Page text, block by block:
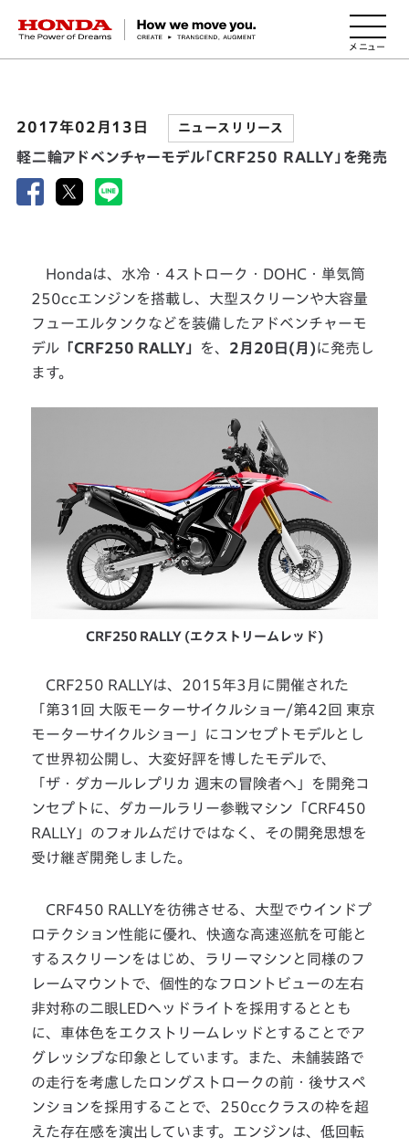
HONDA The Power of Dreams
2017年02月13日 ニュースリリース
軽二輪アドベンチャーモデル「CRF250 RALLY」を発売
Hondaは、水冷・4ストローク・DOHC・単気筒
250ccエンジンを搭載し、大型スクリーンや大容量
フューエルタンクなどを装備したアドベンチャーモ
デル 「CRF250 RALLY」 を、 2月20日(月)に発売し
ます。
CRF250 RALLY (エクストリームレッド)
CRF250 RALLYは、2015年3月に開催された
「第31回 大阪モーターサイクルショー/第42回 東京
モーターサイクルショー」にコンセプトモデルとし
て世界初公開し、大変好評を博したモデルで、
「ザ・ダカールレプリカ 週末の冒険者へ」を開発コ
ンセプトに、ダカールラリー参戦マシン「CRF450
RALLY」のフォルムだけではなく、その開発思想を
受け継ぎ開発しました。
CRF450 RALLYを彷彿させる、大型でウインドプ
ロテクション性能に優れ、快適な高速巡航を可能と
するスクリーンをはじめ、ラリーマシンと同様のフ
レームマウントで、個性的なフロントビューの左右
非対称の二眼LEDヘッドライトを採用するととも
に、車体色をエクストリームレッドとすることでア
グレッシブな印象としています。また、未舗装路で
の走行を考慮したロングストロークの前・後サスペ
ンションを採用することで、250ccクラスの枠を超
えた存在感を演出しています。エンジンは、低回転